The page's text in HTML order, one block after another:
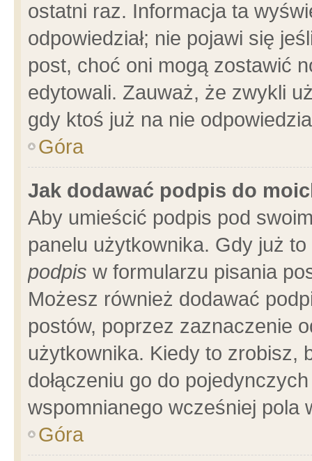
ostatni raz. Informacja ta
odpowiedział; nie pojawi się
post, choć oni mogą zostawić
edytowali. Zauważ, że zwykli
gdy ktoś już na nie
Góra
Jak dodawać podpis do
Aby umieścić podpis pod
panelu użytkownika. Gdy już
podpis w formularzu pisania
Możesz również dodawać
postów, poprzez zaznaczenie
użytkownika. Kiedy to zrobisz,
dołączeniu go do
wspomnianego wcześniej pola
Góra